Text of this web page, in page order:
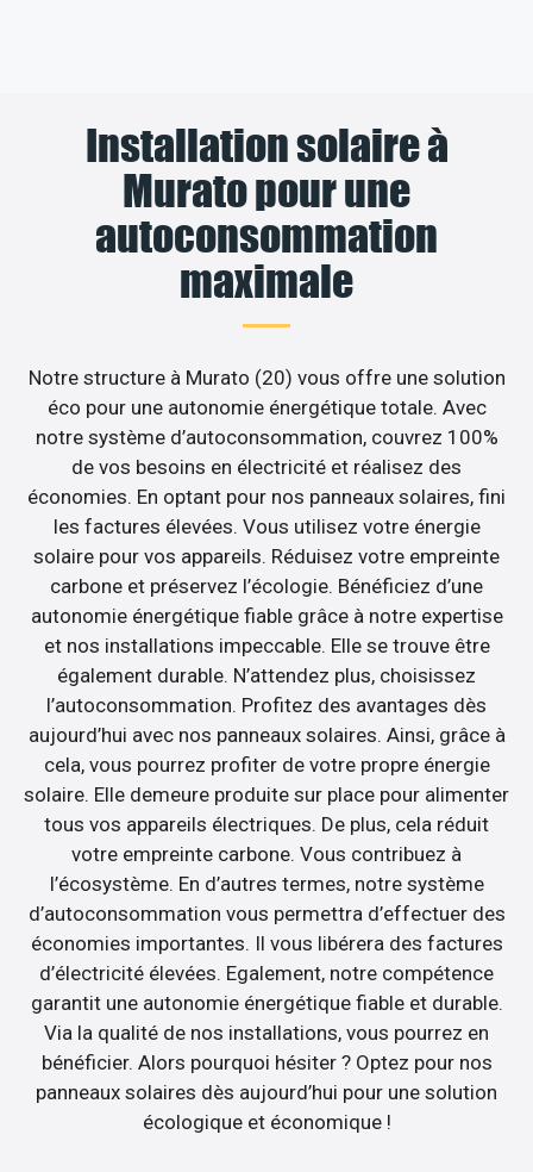
Installation solaire à
Murato pour une
autoconsommation
maximale
Notre structure à Murato (20) vous offre une solution
éco pour une autonomie énergétique totale. Avec
notre système d’autoconsommation, couvrez 100%
de vos besoins en électricité et réalisez des
économies. En optant pour nos panneaux solaires, fini
les factures élevées. Vous utilisez votre énergie
solaire pour vos appareils. Réduisez votre empreinte
carbone et préservez l’écologie. Bénéficiez d’une
autonomie énergétique fiable grâce à notre expertise
et nos installations impeccable. Elle se trouve être
également durable. N’attendez plus, choisissez
l’autoconsommation. Profitez des avantages dès
aujourd’hui avec nos panneaux solaires. Ainsi, grâce à
cela, vous pourrez profiter de votre propre énergie
solaire. Elle demeure produite sur place pour alimenter
tous vos appareils électriques. De plus, cela réduit
votre empreinte carbone. Vous contribuez à
l’écosystème. En d’autres termes, notre système
d’autoconsommation vous permettra d’effectuer des
économies importantes. Il vous libérera des factures
d’électricité élevées. Egalement, notre compétence
garantit une autonomie énergétique fiable et durable.
Via la qualité de nos installations, vous pourrez en
bénéficier. Alors pourquoi hésiter ? Optez pour nos
panneaux solaires dès aujourd’hui pour une solution
écologique et économique !